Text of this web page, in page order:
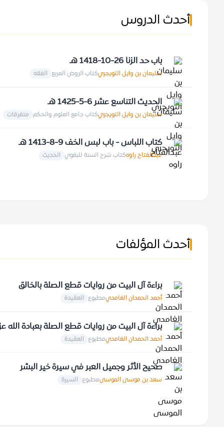
أحدث الدروس
باب حد الزنا 26-10-1418 هـ
سليمان بن وايل التويجريكتاب الروض المربع الفقه
الحديث التناسع عشر 6-5-1425 هـ
سليمان بن وايل التويجريكتاب جامع العلوم والحكم متفرقات
كتاب اللباس - باب لبس الخف 9-8-1413 هـ
عبدالفتاح راوهكتاب شرح السنة للبغوي الحديث
أحدث المؤلفات
براءة آل البيت من روايات قطع الصلة بالخالق
أحمد الحمدان الغامديمطبوع العقيدة
براءة آل البيت من روايات قطع الصلة بعبادة
أحمد الحمدان الغامديمطبوع العقيدة
صحيح الأثر وجميل العبر في سيرة خير البشر
سعد بن موسى الموسىمطبوع السيرة